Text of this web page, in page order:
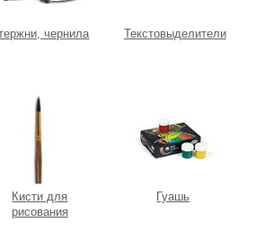
чернила Текстовыделители
Кисти для
рисования
Гуашь